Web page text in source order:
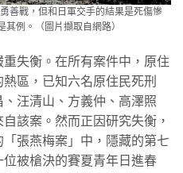
善戰，但和日軍交手的結果是死傷慘
例。（圖片擷取自網路）
失衡。在所有案件中，原住
區，已知六名原住民死刑
汪清山、方義仲、高澤照
該案。然而正因研究失衡，
張燕梅案」中，隱藏的第七
被槍決的賽夏青年日進春